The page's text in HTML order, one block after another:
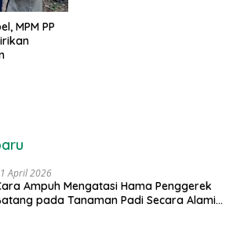
MPM PP
April 2026
Ampuh Mengatasi Hama Penggerek
pada Tanaman Padi Secara Alami